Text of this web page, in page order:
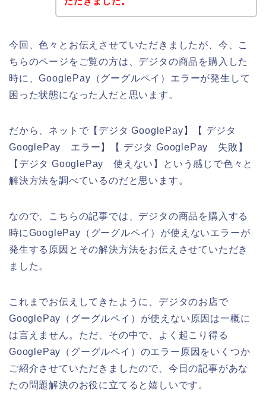
今回、色々とお伝えさせていただきましたが、今、こ
ちらのページをご覧の方は、デジタの商品を購入した
時に、GooglePay（グーグルペイ）エラーが発生して
困った状態になった人だと思います。
だから、ネットで【デジタ GooglePay】【 デジタ
GooglePay エラー】【 デジタ GooglePay 失敗】
【デジタ GooglePay 使えない】という感じで色々と
解決方法を調べているのだと思います。
なので、こちらの記事では、デジタの商品を購入する
時にGooglePay（グーグルペイ）が使えないエラーが
発生する原因とその解決方法をお伝えさせていただき
ました。
これまでお伝えしてきたように、デジタのお店で
GooglePay（グーグルペイ）が使えない原因は一概に
は言えません。ただ、その中で、よく起こり得る
GooglePay（グーグルペイ）のエラー原因をいくつか
ご紹介させていただきましたので、今日の記事があな
たの問題解決のお役に立てると嬉しいです。